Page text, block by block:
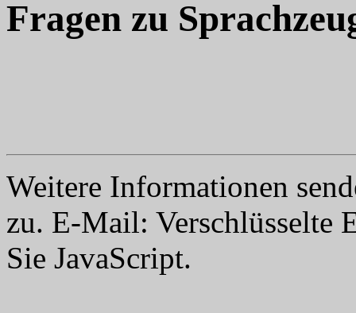
Fragen zu
Weitere Informationen
zu. E-Mail: Verschlüsselte
Sie JavaScript.